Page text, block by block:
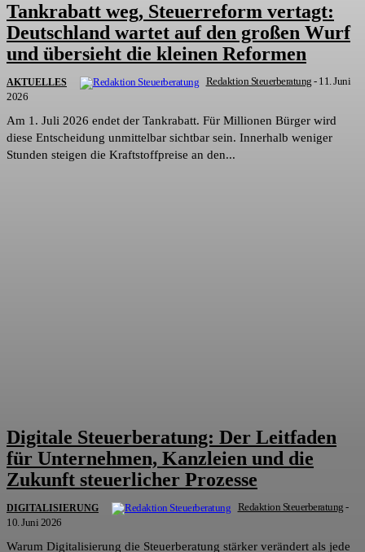
Tankrabatt weg, Steuerreform vertagt:
Deutschland wartet auf den großen Wurf
und übersieht die kleinen Reformen
AKTUELLES Redaktion Steuerberatung - 11. Juni
2026
Am 1. Juli 2026 endet der Tankrabatt. Für Millionen Bürger wird
diese Entscheidung unmittelbar sichtbar sein. Innerhalb weniger
Stunden steigen die Kraftstoffpreise an den...
Digitale Steuerberatung: Der Leitfaden
für Unternehmen, Kanzleien und die
Zukunft steuerlicher Prozesse
DIGITALISIERUNG Redaktion Steuerberatung -
10. Juni 2026
Warum Digitalisierung die Steuerberatung stärker verändert als jede